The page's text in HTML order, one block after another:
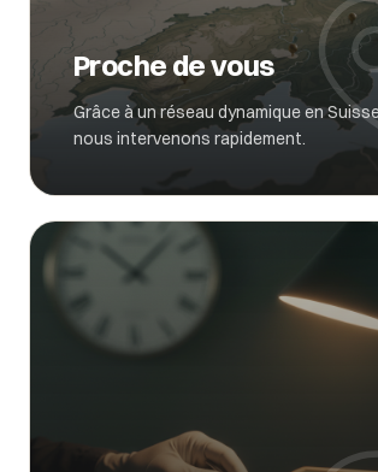
Proche de vous
Grâce à un réseau dynamique en
nous intervenons rapidement.